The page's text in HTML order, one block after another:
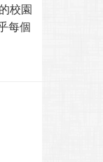
校園
每個